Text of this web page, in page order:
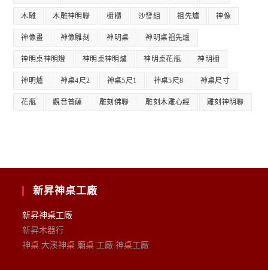
木雕 木雕神明聯 櫥櫃 沙發組 祖先爐 神像
神像畫 神像雕刻 神明桌 神明桌祖先爐
神明桌神明燈 神明桌神明爐 神明桌花瓶 神明櫥
神明爐 神桌4尺2 神桌5尺1 神桌5尺8 神桌尺寸
花瓶 觀音普薩 雕刻佛聯 雕刻木雕心經 雕刻神明聯
新昇神桌工廠
新昇神桌工廠
新昇木器行
神桌 大溪神桌 廟桌 工廠 神桌工廠